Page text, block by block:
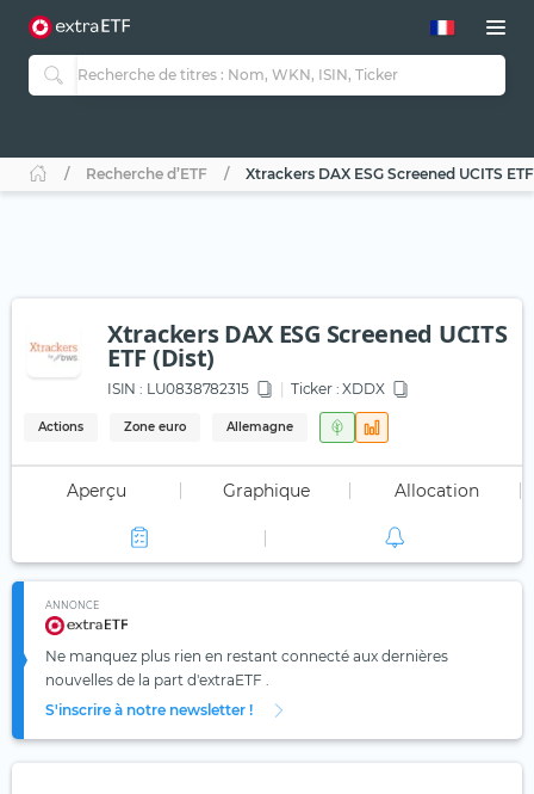
Recherche d’ETF Xtrackers DAX ESG Screened UCITS
Xtrackers DAX ESG Screened UCITS
ETF (Dist)
ISIN : LU0838782315 Ticker : XDDX
Actions Zone euro Allemagne
Aperçu Graphique Allocation
ANNONCE
Ne manquez plus rien en restant connecté aux dernières
nouvelles de la part d'extraETF .
S'inscrire à notre newsletter !